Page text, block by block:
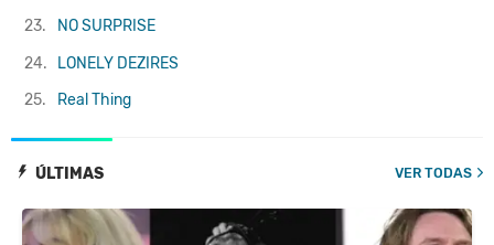
ÚLTIMAS VER TODAS
23.
NO SURPRISE
24.
LONELY DEZIRES
25.
Real Thing